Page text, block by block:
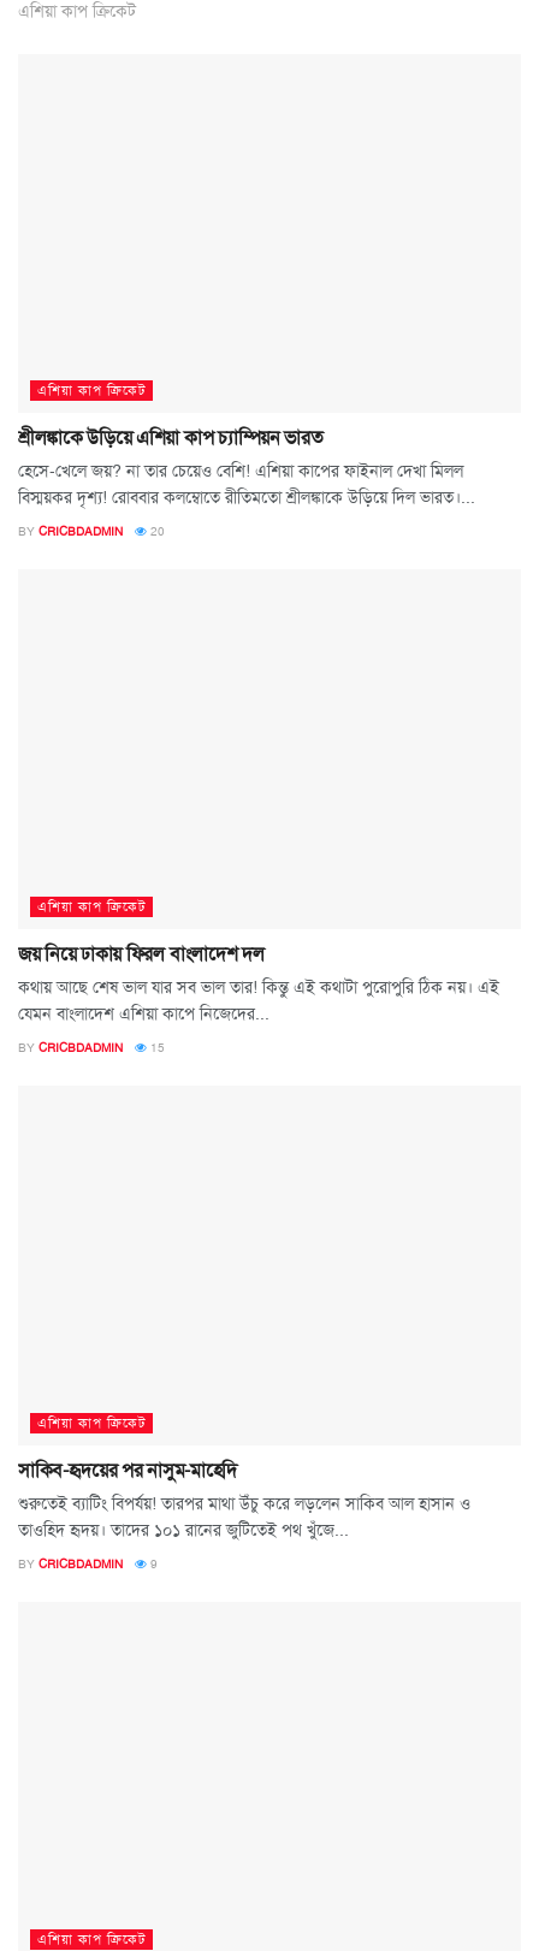
এশিয়া কাপ ক্রিকেট
এশিয়া কাপ ক্রিকেট
শ্রীলঙ্কাকে উড়িয়ে এশিয়া কাপ চ্যাম্পিয়ন ভারত
হেসে-খেলে জয়? না তার চেয়েও বেশি! এশিয়া কাপের ফাইনাল দেখা মিলল
বিস্ময়কর দৃশ্য! রোববার কলম্বোতে রীতিমতো শ্রীলঙ্কাকে উড়িয়ে দিল ভারত।...
BY CRICBDADMIN 20
এশিয়া কাপ ক্রিকেট
জয় নিয়ে ঢাকায় ফিরল বাংলাদেশ দল
কথায় আছে শেষ ভাল যার সব ভাল তার! কিন্তু এই কথাটা পুরোপুরি ঠিক নয়। এই
যেমন বাংলাদেশ এশিয়া কাপে নিজেদের...
BY CRICBDADMIN 15
এশিয়া কাপ ক্রিকেট
সাকিব-হৃদয়ের পর নাসুম-মাহেদি
শুরুতেই ব্যাটিং বিপর্যয়! তারপর মাথা উঁচু করে লড়লেন সাকিব আল হাসান ও
তাওহিদ হৃদয়। তাদের ১০১ রানের জুটিতেই পথ খুঁজে...
BY CRICBDADMIN 9
এশিয়া কাপ ক্রিকেট